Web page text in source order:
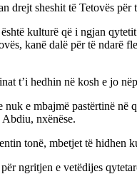
drejt sheshit të Tetovës
kulturë që i ngjan
kanë dalë për të ndarë
t’i hedhin në kosh e jo
e mbajmë pastërtinë në
nxënëse.
tonë, mbetjet të hidhen
ngritjen e vetëdijes